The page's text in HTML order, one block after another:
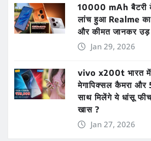
10000 mAh बैटरी
लांच हुआ Realme का
और कीमत जानकर उड़
Jan 29, 2026
vivo x200t भारत
मेगापिक्सल कैमरा और
साथ मिलेंगे ये धांसू
खास ?
Jan 27, 2026